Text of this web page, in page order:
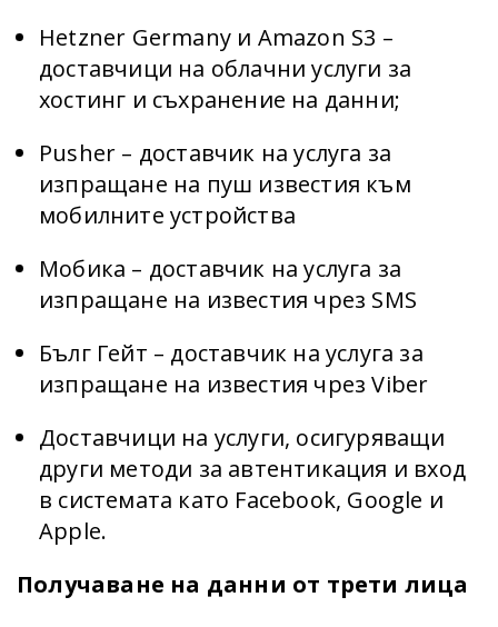
Hetzner Germany и Amazon S3 –
доставчици на облачни услуги за
хостинг и съхранение на данни;
Pusher – доставчик на услуга за
изпращане на пуш известия към
мобилните устройства
Мобика – доставчик на услуга за
изпращане на известия чрез SMS
Бълг Гейт – доставчик на услуга за
изпращане на известия чрез Viber
Доставчици на услуги, осигуряващи
други методи за автентикация и вход
в системата като Facebook, Google и
Apple.
Получаване на данни от трети лица